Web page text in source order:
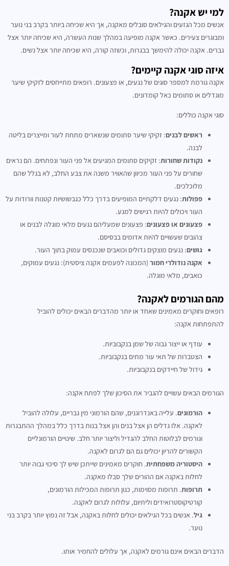
למי יש אקנה?
אנשים מכל הגזעים והגילאים סובלים מאקנה, אך היא שכיחה ביותר בקרב בני נוער
ומבוגרים צעירים. כאשר אקנה מופיעה במהלך שנות העשרה, היא שכיחה יותר אצל
גברים. אקנה יכולה להימשך בבגרות, וכשזה קורה, היא שכיחה יותר אצל נשים.
איזה סוגי אקנה קיימים?
אקנה גורמת למספר סוגים של נגעים, או פצעונים. רופאים מתייחסים לזקיקי שיער
מוגדלים או סתומים כאל קומדונים.
סוגי אקנה כוללים:
ראשים לבנים: זקיקי שיער סתומים שנשארים מתחת לעור ומייצרים בליטה
לבנה.
נקודות שחורות: זקיקים סתומים המגיעים אל פני העור ונפתחים. הם נראים
שחורים על פני העור מכיוון שהאוויר משנה את צבע החלב, לא בגלל שהם
מלוכלכים.
פפולות: נגעים דלקתיים המופיעים בדרך כלל כגבשושיות קטנות וורודות על
העור ויכולים להיות רגישים למגע.
פצעונים או פצעונים: פצעונים שמעליהם נגעים מלאי מוגלה לבנים או
צהובים שעשויים להיות אדומים בבסיסם.
גושים: נגעים מוצקים גדולים וכואבים שנכנסים עמוק בתוך העור.
אקנה נודולרי חמור (המכונה לפעמים אקנה ציסטית): נגעים עמוקים,
כואבים, מלאי מוגלה.
מהם הגורמים לאקנה?
רופאים וחוקרים מאמינים שאחד או יותר מהדברים הבאים יכולים להוביל
להתפתחות אקנה:
עודף או ייצור גבוה של שמן בנקבוביות.
הצטברות של תאי עור מתים בנקבוביות.
גידול של חיידקים בנקבוביות.
הגורמים הבאים עשויים להגביר את הסיכון שלך לפתח אקנה:
הורמונים. עלייה באנדרוגנים, שהם הורמוני מין גבריים, עלולה להוביל
לאקנה. אלו גדלים הן אצל בנים והן אצל בנות בדרך כלל במהלך ההתבגרות
וגורמים לבלוטות החלב להגדיל וליצור יותר חלב. שינויים הורמונליים
הקשורים להריון יכולים גם הם לגרום לאקנה.
היסטוריה משפחתית. חוקרים מאמינים שייתכן שיש לך סיכוי גבוה יותר
לחלות באקנה אם ההורים שלך סבלו מאקנה.
תרופות. תרופות מסוימות, כגון תרופות המכילות הורמונים,
קורטיקוסטרואידים וליתיום, עלולות לגרום לאקנה.
גיל. אנשים בכל הגילאים יכולים לחלות באקנה, אבל זה נפוץ יותר בקרב בני
נוער.
הדברים הבאים אינם גורמים לאקנה, אך עלולים להחמיר אותו.